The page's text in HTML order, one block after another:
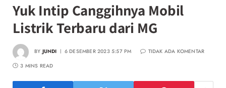
Yuk Intip Canggihnya Mobil
Listrik Terbaru dari MG
BY JUNDI 6 DESEMBER 2023 5:57 PM
TIDAK ADA KOMENTAR
3 MINS READ